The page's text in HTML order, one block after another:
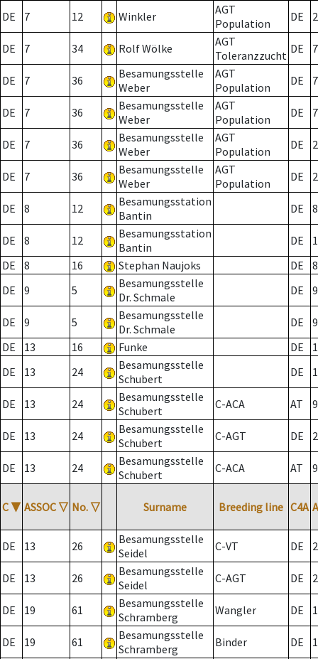
DE 7 12 Winkler
AGT
Population
DE 2
DE 7 34 Rolf Wölke
AGT
Toleranzzucht DE 7
DE 7 36
Besamungsstelle
Weber
AGT
Population
DE 7
DE 7 36
Besamungsstelle
Weber
AGT
Population
DE 7
DE 7 36
Besamungsstelle
Weber
AGT
Population
DE 2
DE 7 36
Besamungsstelle
Weber
AGT
Population
DE 2
DE 8 12
Besamungsstation
Bantin
DE 8
DE 8 12
Besamungsstation
Bantin
DE
DE
8 16 Stephan Naujoks DE
8
DE
9 5
Besamungsstelle
Dr. Schmale
DE 9
DE 9 5
Besamungsstelle
Dr. Schmale
DE
9
DE
13 16 Funke DE
DE
13 24
Besamungsstelle
Schubert
DE
DE 13 24
Besamungsstelle
Schubert
C-ACA AT
DE 13 24
Besamungsstelle
Schubert
C-AGT DE 2
DE 13 24
Besamungsstelle
Schubert
C-ACA AT
C ▼ ASSOC ▽ No. ▽ Surname Breeding line C4A
DE 13 26
Besamungsstelle
Seidel
C-VT DE 2
DE 13 26
Besamungsstelle
Seidel
C-AGT DE 2
DE 19 61
Besamungsstelle
Schramberg
Wangler DE
DE 19 61
Besamungsstelle
Schramberg
Binder DE 1